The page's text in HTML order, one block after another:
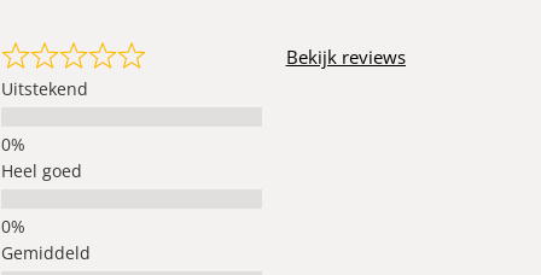
Uitstekend
Heel goed
Gemiddeld
Bekijk reviews